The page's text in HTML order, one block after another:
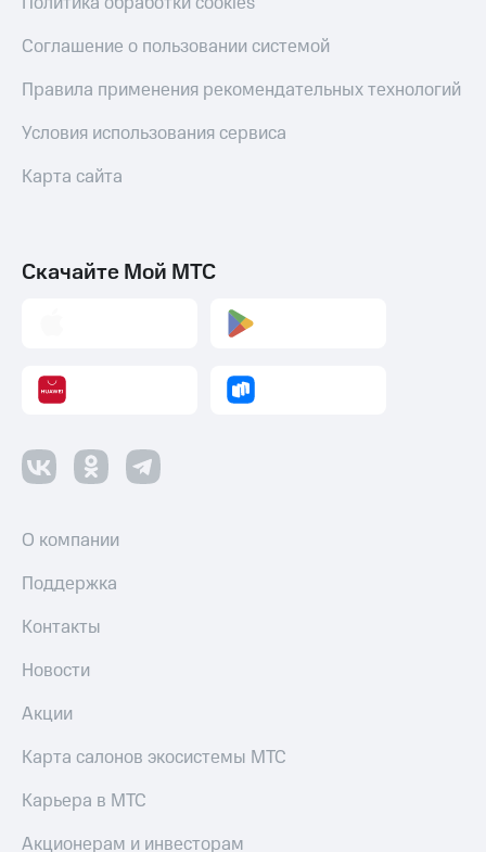
Соглашение о пользовании системой
Правила применения рекомендательных технологий
Условия использования сервиса
Карта сайта
Скачайте Мой МТС
О компании
Поддержка
Контакты
Новости
Акции
Карта салонов экосистемы МТС
Карьера в МТС
Акционерам и инвесторам